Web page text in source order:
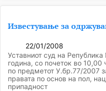
Известување за
22/01/2008
Уставниот суд на
година, со почеток во 10,00
по предметот У.бр.77/2007
правата по основ на пол,
припадност